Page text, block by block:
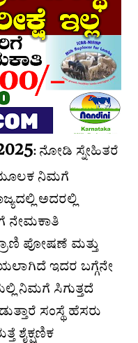
: ನೋಡಿ ಸ್ನೇಹಿತರೆ
ಮೂಲಕ ನಿಮಗೆ
ಅದರಲ್ಲಿ
ನೇಮಕಾತಿ
ಪೋಷಣೆ ಮತ್ತು
ಇದರ ಬಗ್ಗೆನೇ
ನಿಮಗೆ ಸಿಗುತ್ತದೆ
ಸಂಸ್ಥೆ ಹೆಸರು
ಶೈಕ್ಷಣಿಕ